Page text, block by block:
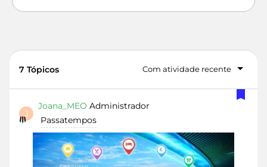
7 Tópicos Com atividade recente
J
Joana_MEO Administrador
Passatempos